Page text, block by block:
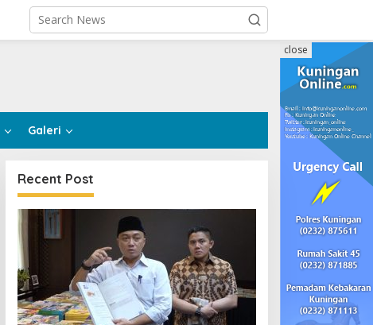
Galeri
close
Recent Post